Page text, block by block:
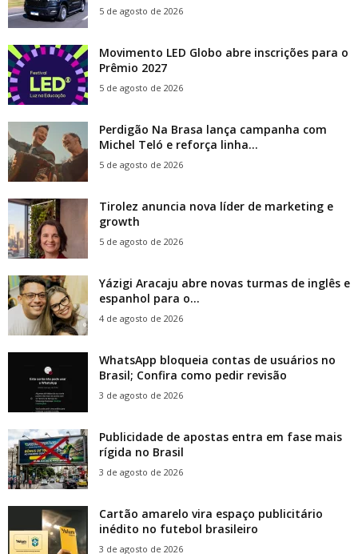
5 de agosto de 2026
Movimento LED Globo abre inscrições para o
Prêmio 2027
5 de agosto de 2026
Perdigão Na Brasa lança campanha com
Michel Teló e reforça linha...
5 de agosto de 2026
Tirolez anuncia nova líder de marketing e
growth
5 de agosto de 2026
Yázigi Aracaju abre novas turmas de inglês e
espanhol para o...
4 de agosto de 2026
WhatsApp bloqueia contas de usuários no
Brasil; Confira como pedir revisão
3 de agosto de 2026
Publicidade de apostas entra em fase mais
rígida no Brasil
3 de agosto de 2026
Cartão amarelo vira espaço publicitário
inédito no futebol brasileiro
3 de agosto de 2026